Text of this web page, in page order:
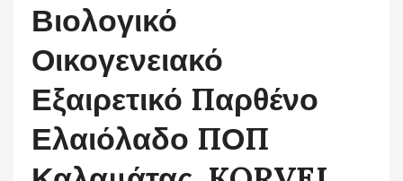
Βιολογικό
Οικογενειακό
Εξαιρετικό Παρθένο
Ελαιόλαδο ΠΟΠ